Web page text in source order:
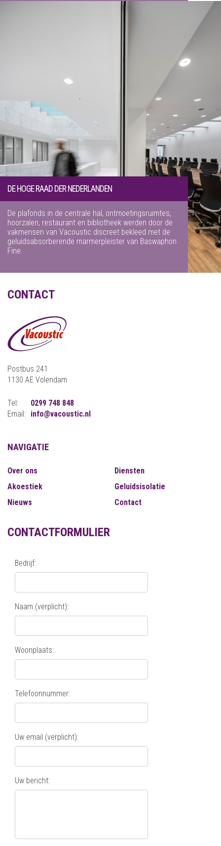
DE HOGE RAAD DER NEDERLANDEN
De plafonds in de centrale hal, ontmoetingsruimtes,
hoorzalen, restaurant en bibliotheek werden door de
vakmensen van Vacoustic discreet bekleed met de
geluidsabsorberende marmerpleister van Baswaphon
Fine.
CONTACT
Postbus 241
1130 AE Volendam
Tel:
0299 748 848
Email: info@vacoustic.nl
NAVIGATIE
Over ons
Diensten
Akoestiek
Geluidsisolatie
Nieuws
Contact
CONTACTFORMULIER
Bedrijf:
Naam (verplicht):
Woonplaats:
Telefoonnummer:
Uw email (verplicht):
Uw bericht: